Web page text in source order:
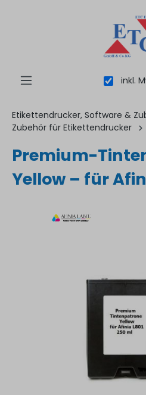
inkl.
Etikettendrucker, Software &
Zubehör für Etikettendrucker
Premium-
Yellow – für